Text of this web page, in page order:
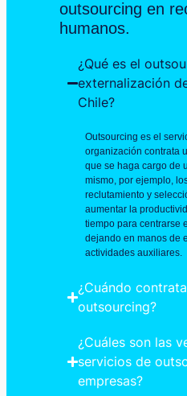
outsourcing en
humanos.
¿Qué es el
externalización
Chile?
Outsourcing es el
organización contrata
que se haga cargo de
mismo, por ejemplo,
reclutamiento y
aumentar la
tiempo para centrarse
dejando en manos de
actividades auxiliares.
¿Cuándo
outsourcing?
¿Cuáles son las
servicios de
empresas?